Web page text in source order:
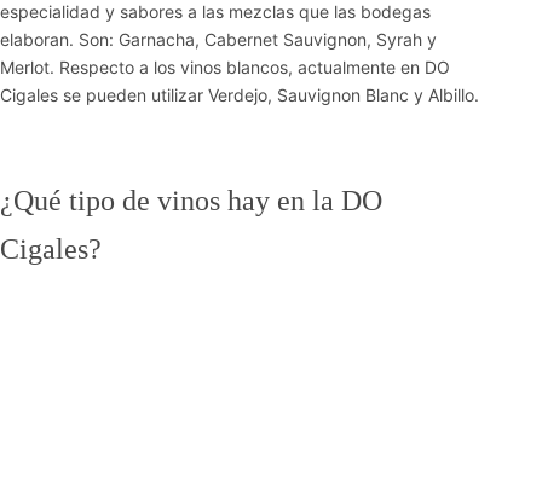
especialidad y sabores a las mezclas que las bodegas
elaboran. Son: Garnacha, Cabernet Sauvignon, Syrah y
Merlot. Respecto a los vinos blancos, actualmente en DO
Cigales se pueden utilizar Verdejo, Sauvignon Blanc y Albillo.
¿Qué tipo de vinos hay en la DO
Cigales?